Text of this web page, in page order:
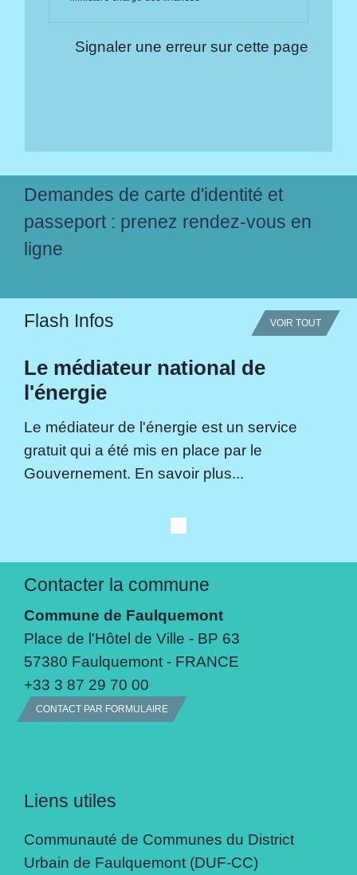
Signaler une erreur sur cette page
Demandes de carte d'identité et
passeport : prenez rendez-vous en
ligne
Flash Infos VOIR TOUT
Le médiateur national de
l'énergie
Le médiateur de l'énergie est un service
gratuit qui a été mis en place par le
Gouvernement. En savoir plus...
Contacter la commune
Commune de Faulquemont
Place de l'Hôtel de Ville - BP 63
57380 Faulquemont - FRANCE
+33 3 87 29 70 00
CONTACT PAR FORMULAIRE
Liens utiles
Communauté de Communes du District
Urbain de Faulquemont (DUF-CC)